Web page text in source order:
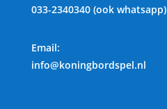
033-2340340 (ook whatsapp)
Email:
info@koningbordspel.nl